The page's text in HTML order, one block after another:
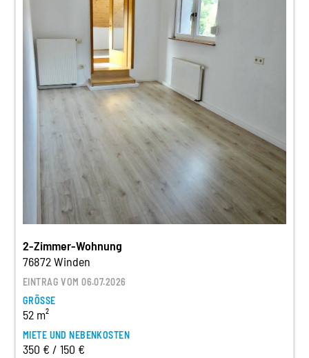
2-Zimmer-Wohnung
76872 Winden
EINTRAG VOM 06.07.2026
GRÖSSE
52 m²
MIETE UND NEBENKOSTEN
350 € / 150 €